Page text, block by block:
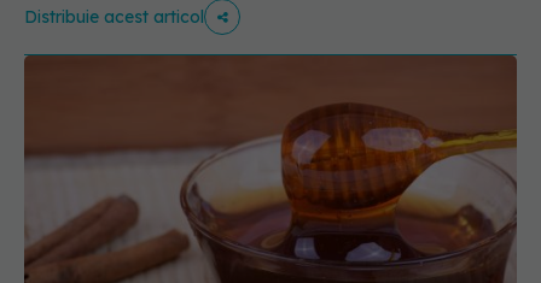
Distribuie acest articol